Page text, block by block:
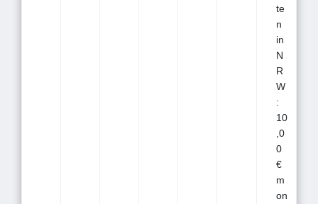
te
n
in
N
R
W
:
10
,0
0
€
m
on